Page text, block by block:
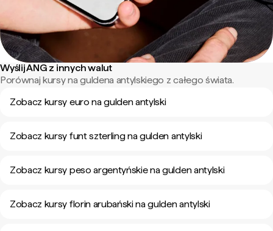
Wyślij ANG z innych walut
Porównaj kursy na guldena antylskiego z całego świata.
Zobacz kursy euro na gulden antylski
Zobacz kursy funt szterling na gulden antylski
Zobacz kursy peso argentyńskie na gulden antylski
Zobacz kursy florin arubański na gulden antylski